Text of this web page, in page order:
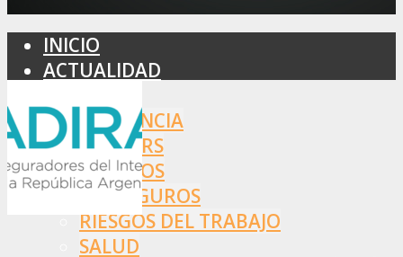
INICIO
ACTUALIDAD
ASISTENCIA
BROKERS
SEGUROS
REASEGUROS
RIESGOS DEL TRABAJO
SALUD